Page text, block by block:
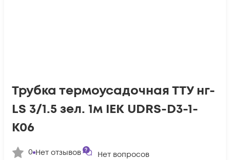
Трубка термоусадочная ТТУ нг-
LS 3/1.5 зел. 1м IEK UDRS-D3-1-
K06
0 Нет отзывов Нет вопросов